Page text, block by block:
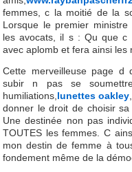
femmes, c la moitié de la
Lorsque le premier
les avocats, il s : Qu que c
avec aplomb et fera ainsi
Cette merveilleuse page d
subir n pas se
humiliations, lunettes oakley
donner le droit de choisir
Une destinée non pas
TOUTES les femmes. C
mon destin de femme à
fondement même de la